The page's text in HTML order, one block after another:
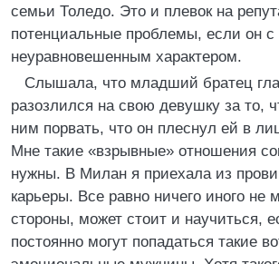
семьи Толедо. Это и плевок на
потенциальные проблемы, если он с
неуравновешенным характером.
Слышала, что младший братец
разозлился на свою девушку за то,
ним порвать, что он плеснул ей в
Мне такие «взрывные» отношения
нужны. В Милан я приехала из
карьеры. Все равно ничего иного не
стороны, может стоит и научиться,
постоянно могут попадаться такие